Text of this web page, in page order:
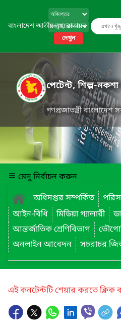
বাংলাদেশ জাতীয় তথ্য বাতায়ন
দেখুন
পেটেন্ট, শিল্প-
গণপ্রজাতন্ত্রী বাংলাদেশ
মেনু নির্বাচন করুন
অধিদপ্তর সম্পর্কিত
আইন-বিধি
মিডিয়া গ্যালারী
আন্তর্জাতিক শ্রেণিবিভাগ
অনলাইন আবেদন
সচরাচর
এই কনটেন্টটি শেয়ার করতে